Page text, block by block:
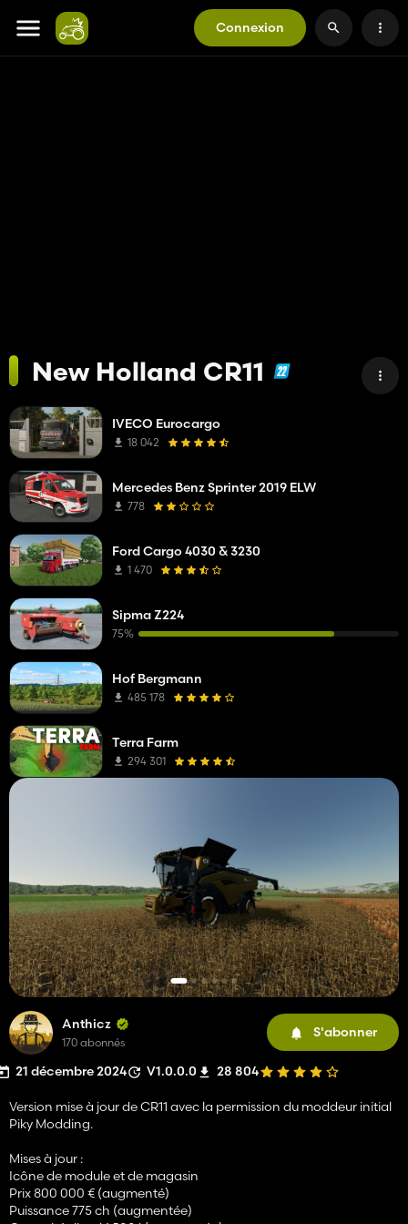
Connexion
New Holland CR11
Anthicz
170 abonnés
S'abonner
21 décembre 2024 V1.0.0.0 28 804
Version mise à jour de CR11 avec la permission du moddeur initial
Piky Modding.
Mises à jour :
Icône de module et de magasin
Prix ​​800 000 € (augmenté)
Puissance 775 ch (augmentée)
IVECO Eurocargo
18 042
Mercedes Benz Sprinter 2019 ELW
778
Ford Cargo 4030 & 3230
1 470
Sipma Z224
75%
Hof Bergmann
485 178
Terra Farm
294 301